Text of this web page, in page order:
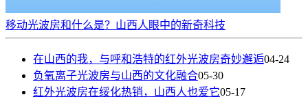
移动光波房和什么是？山西人眼中的新奇科技
在山西的我，与呼和浩特的红外光波房奇妙邂逅04-24
负氧离子光波房与山西的文化融合05-30
红外光波房在绥化热销，山西人也爱它05-17